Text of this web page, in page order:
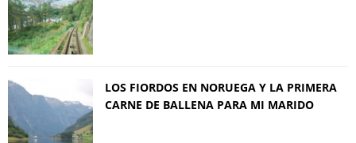
LOS FIORDOS EN NORUEGA Y LA PRIMERA
CARNE DE BALLENA PARA MI MARIDO